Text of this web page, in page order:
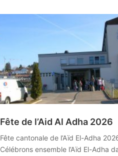
Fête de l’Aid Al Adha 2026
Fête cantonale de l’Aïd El-Adha
Célébrons ensemble l’Aïd El-Adha